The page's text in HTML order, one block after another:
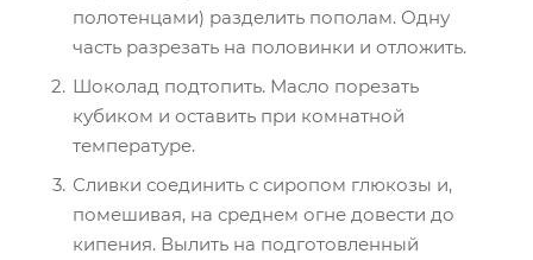
полотенцами) разделить пополам. Одну
часть разрезать на половинки и отложить.
Шоколад подтопить. Масло порезать
кубиком и оставить при комнатной
температуре.
Сливки соединить с сиропом глюкозы и,
помешивая, на среднем огне довести до
кипения. Вылить на подготовленный